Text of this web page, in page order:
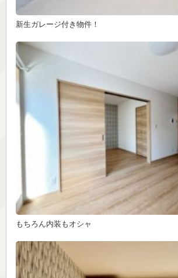
新生ガレージ付き物件！
もちろん内装もオシャ